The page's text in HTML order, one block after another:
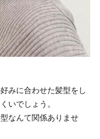
みに合わせた髪型をし
いでしょう。
なんて関係ありませ